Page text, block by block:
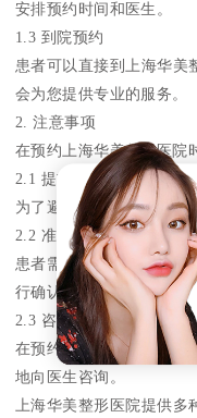
安排预约时间和医生。
1.3 到院预约
患者可以直接到上海华美
会为您提供专业的服务。
2. 注意事项
在预约上海华美整形医院
2.1 提前预约
为了避免因医生时间安排
2.2 准备相关证件
患者需要准备好自己的身
行确认。
2.3 咨询医生
在预约时，患者可以提前
地向医生咨询。
上海华美整形医院提供多